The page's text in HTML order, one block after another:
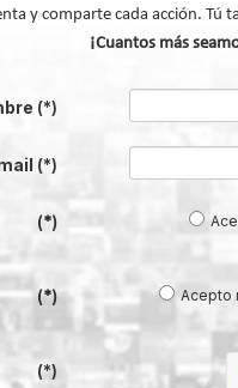
de Tradesa
de Biasi
en cascada que permiten
y medianas
en edificios
hospitales o escuelas.
y comparte cada acción. Tú
¡Cuantos más
(*)
(*)
(*)
(*) Acepto
(*)